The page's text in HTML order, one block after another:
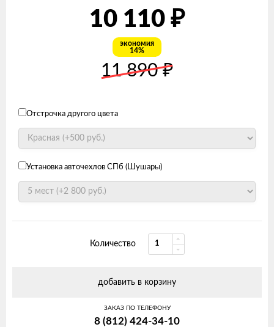
10 110 ₽
экономия
14%
11 890₽
Отстрочка другого цвета
Установка авточехлов СПб (Шушары)
Количество
добавить в корзину
ЗАКАЗ ПО ТЕЛЕФОНУ
8 (812) 424-34-10